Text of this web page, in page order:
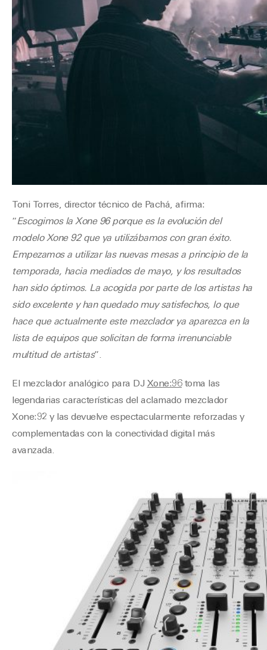
Toni Torres, director técnico de Pachá, afirma:
“Escogimos la Xone 96 porque es la evolución del
modelo Xone 92 que ya utilizábamos con gran éxito.
Empezamos a utilizar las nuevas mesas a principio de la
temporada, hacia mediados de mayo, y los resultados
han sido óptimos. La acogida por parte de los artistas ha
sido excelente y han quedado muy satisfechos, lo que
hace que actualmente este mezclador ya aparezca en la
lista de equipos que solicitan de forma irrenunciable
multitud de artistas”.
El mezclador analógico para DJ Xone:96toma las
legendarias características del aclamado mezclador
Xone:92 y las devuelve espectacularmente reforzadas y
complementadas con la conectividad digital más
avanzada.